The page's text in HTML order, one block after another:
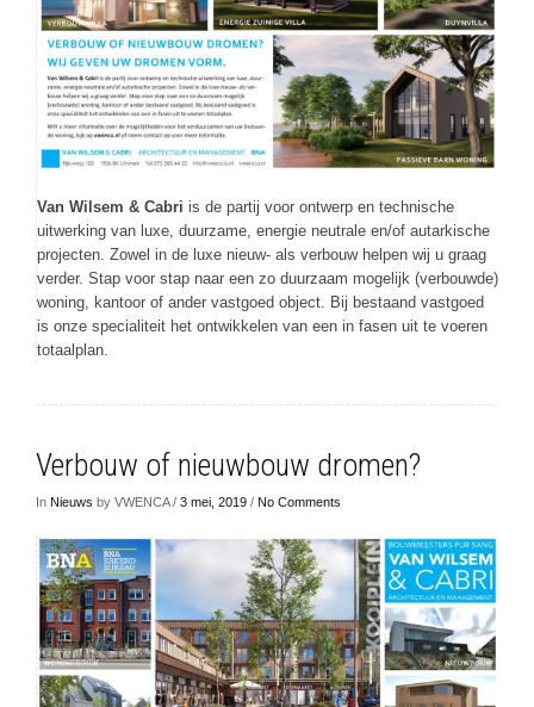
Van Wilsem & Cabri is de partij voor ontwerp en technische
uitwerking van luxe, duurzame, energie neutrale en/of autarkische
projecten. Zowel in de luxe nieuw- als verbouw helpen wij u graag
verder. Stap voor stap naar een zo duurzaam mogelijk (verbouwde)
woning, kantoor of ander vastgoed object. Bij bestaand vastgoed
is onze specialiteit het ontwikkelen van een in fasen uit te voeren
totaalplan.
Verbouw of nieuwbouw dromen?
In Nieuws by VWENCA / 3 mei, 2019 / No Comments